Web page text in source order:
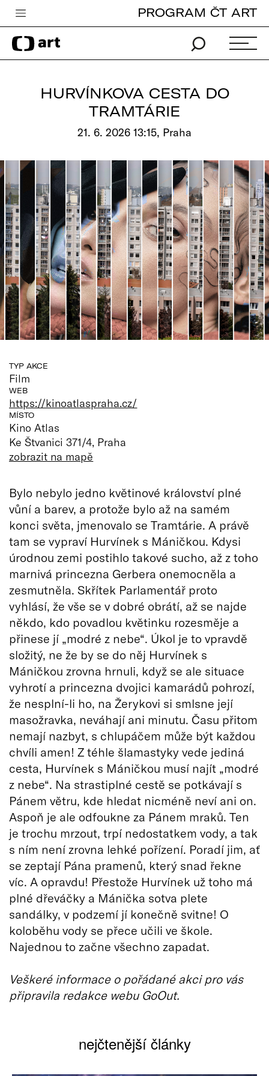
Česká televize
Zpravodajství
Vše o ČT
PROGRAM ČT ART
HURVÍNKOVA CESTA DO
TRAMTÁRIE
21. 6. 2026 13:15, Praha
TYP AKCE
Film
WEB
https://kinoatlaspraha.cz/
MÍSTO
Kino Atlas
Ke Štvanici 371/4, Praha
zobrazit na mapě
Bylo nebylo jedno květinové království plné
vůní a barev, a protože bylo až na samém
konci světa, jmenovalo se Tramtárie. A právě
tam se vypraví Hurvínek s Máničkou. Kdysi
úrodnou zemi postihlo takové sucho, až z toho
marnivá princezna Gerbera onemocněla a
zesmutněla. Skřítek Parlamentář proto
vyhlásí, že vše se v dobré obrátí, až se najde
někdo, kdo povadlou květinku rozesměje a
přinese jí „modré z nebe“. Úkol je to vpravdě
složitý, ne že by se do něj Hurvínek s
Máničkou zrovna hrnuli, když se ale situace
vyhrotí a princezna dvojici kamarádů pohrozí,
že nesplní-li ho, na Žerykovi si smlsne její
masožravka, neváhají ani minutu. Času přitom
nemají nazbyt, s chlupáčem může být každou
chvíli amen! Z téhle šlamastyky vede jediná
cesta, Hurvínek s Máničkou musí najít „modré
z nebe“. Na strastiplné cestě se potkávají s
Pánem větru, kde hledat nicméně neví ani on.
Aspoň je ale odfoukne za Pánem mraků. Ten
je trochu mrzout, trpí nedostatkem vody, a tak
s ním není zrovna lehké pořízení. Poradí jim, ať
se zeptají Pána pramenů, který snad řekne
víc. A opravdu! Přestože Hurvínek už toho má
plné dřeváčky a Mánička sotva plete
sandálky, v podzemí jí konečně svitne! O
koloběhu vody se přece učili ve škole.
Najednou to začne všechno zapadat.
Veškeré informace o pořádané akci pro vás
připravila redakce webu GoOut.
nejčtenější články